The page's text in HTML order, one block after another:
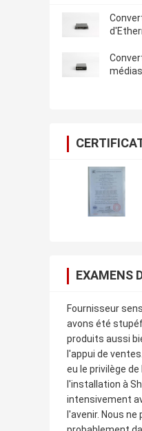
EXAMENS
Fournisseur
avons été
produits aussi
l'appui de
eu le privilège
l'installation à
intensivement
l'avenir. Nous ne